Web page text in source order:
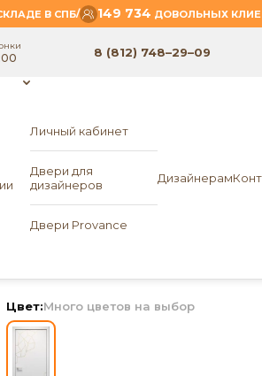
В СПБ/ 149 734 ДОВОЛЬНЫХ
8 (812) 748–29–09
Дизайнерам
Личный кабинет
Двери для
дизайнеров
Двери Provance
Межкомнатная
Цвет:Много цветов на выбор